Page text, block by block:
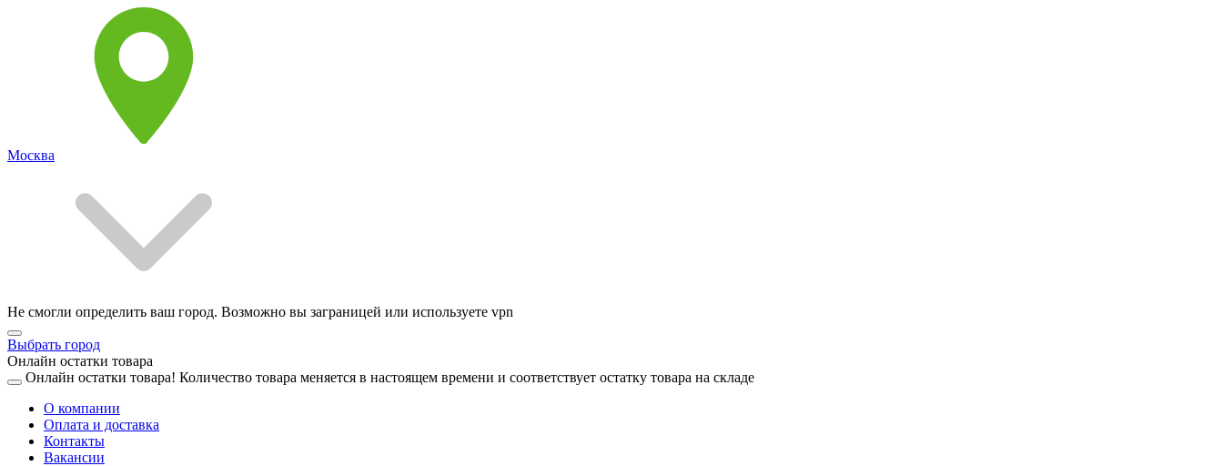
Москва
Не смогли определить ваш город. Возможно вы заграницей или используете vpn
Выбрать город
Онлайн остатки товара
Онлайн остатки товара! Количество товара меняется в настоящем времени и соответствует остатку товара на складе
О компании
Оплата и доставка
Контакты
Вакансии